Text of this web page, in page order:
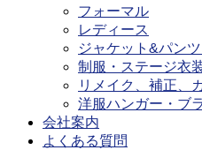
フォーマル
レディース
ジャケット&パン
制服・ステージ衣
リメイク、補正、
洋服ハンガー・ブ
会社案内
よくある質問